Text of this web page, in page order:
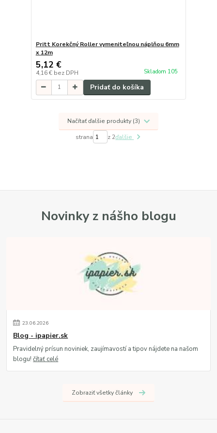
Pritt Korekčný Roller vymeniteľnou náplňou 6mm
x 12m
5,12 €
4,16 € bez DPH Skladom 105
Pridať do košíka
Načítať ďalšie produkty (3)
strana z 2ďalšie
Novinky z nášho blogu
23.06.2026
Blog - ipapier.sk
Pravidelný prísun noviniek, zaujímavostí a tipov nájdete na našom
blogu!čítať celé
Zobraziť všetky články